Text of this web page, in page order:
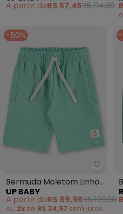
(Verde)
A partir deR$ 57,45R$ 114,90
-50%
Up
Bermuda Moletom Linho
Infantil (Verde)
UP BABY
A partir deR$ 69,95R$ 139,90
ou 2x de R$ 34,97 sem juros